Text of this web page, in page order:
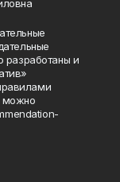
разработаны и
можно